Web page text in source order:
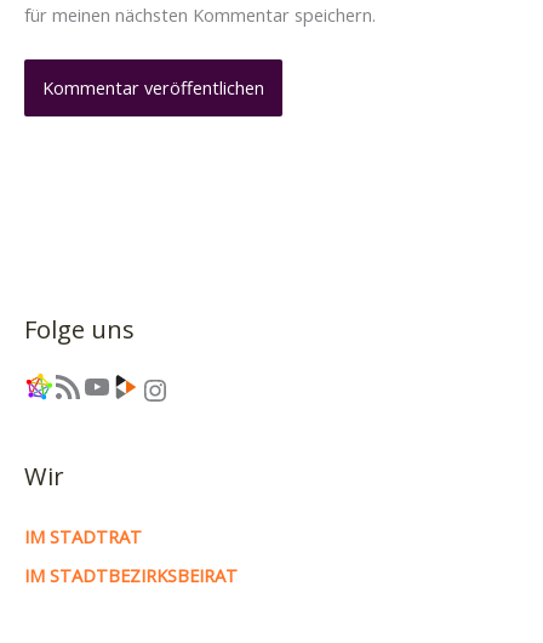
für meinen nächsten Kommentar speichern.
Folge uns
Link RSS-Feed YouTube Link Instagram
Wir
IM STADTRAT
IM STADTBEZIRKSBEIRAT